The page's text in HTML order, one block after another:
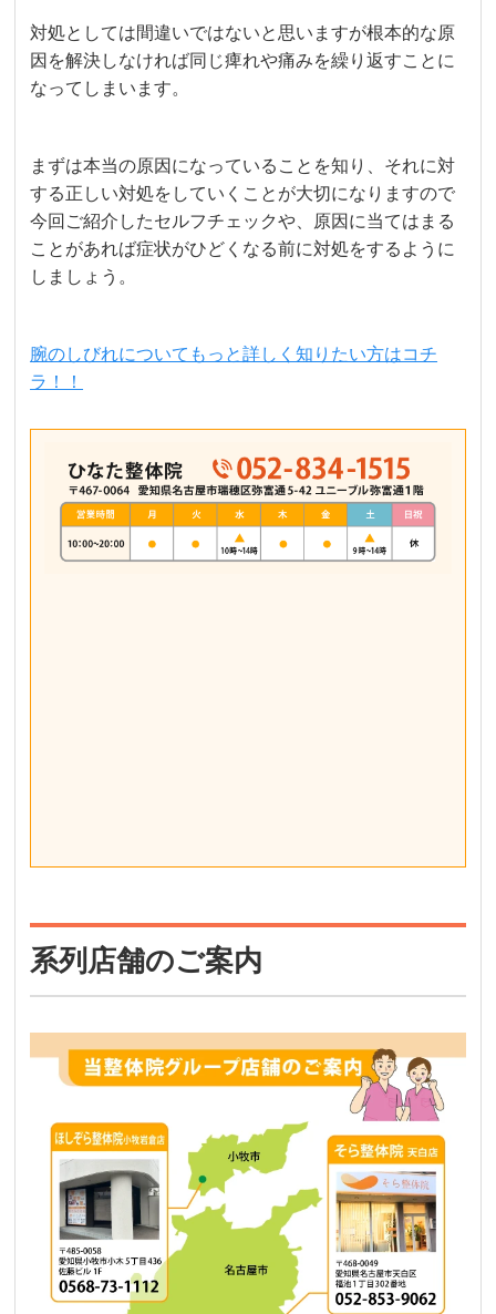
対処としては間違いではないと思いますが根本的な原
因を解決しなければ同じ痺れや痛みを繰り返すことに
なってしまいます。
まずは本当の原因になっていることを知り、それに対
する正しい対処をしていくことが大切になりますので
今回ご紹介したセルフチェックや、原因に当てはまる
ことがあれば症状がひどくなる前に対処をするように
しましょう。
腕のしびれについてもっと詳しく知りたい方はコチ
ラ！！
系列店舗のご案内